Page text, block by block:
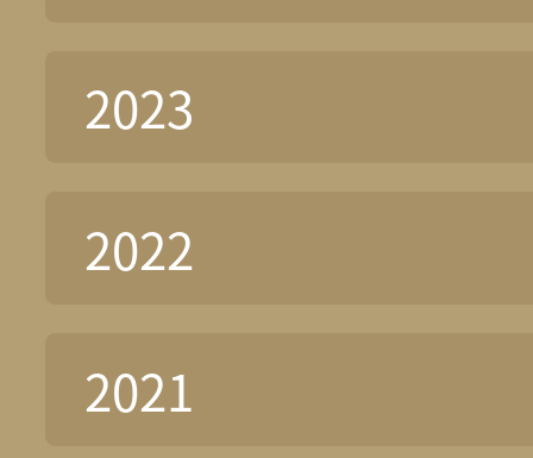
2023
2022
2021